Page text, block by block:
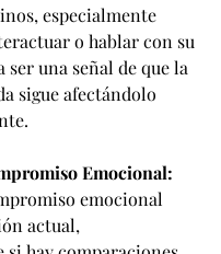
especialmente
o hablar con su
ser una señal de que la
sigue afectándolo
Emocional:
emocional
actual,